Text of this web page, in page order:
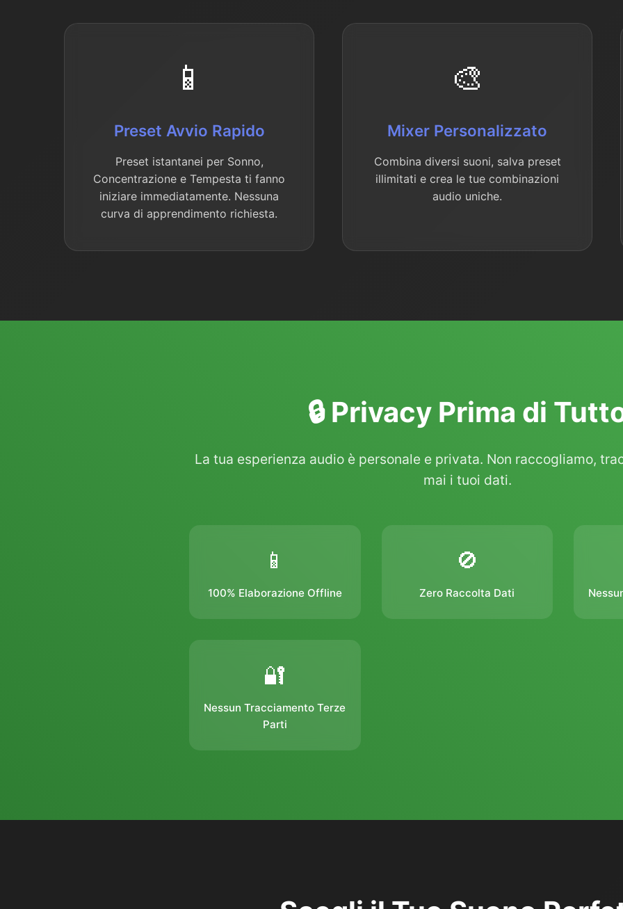
📱
Preset Avvio Rapido
Preset istantanei per Sonno,
Concentrazione e Tempesta ti fanno
iniziare immediatamente. Nessuna
curva di apprendimento richiesta.
🎨
Mixer Personalizzato
Combina diversi suoni, salva preset
illimitati e crea le tue combinazioni
audio uniche.
🔒 Privacy Prima di
La tua esperienza audio è personale e privata. Non raccogliamo,
mai i tuoi dati.
📱
100% Elaborazione Offline
🚫
Zero Raccolta Dati
🔐
Nessun Tracciamento Terze
Parti